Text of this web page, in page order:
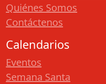
Quiénes Somos
Contáctenos
Calendarios
Eventos
Semana Santa